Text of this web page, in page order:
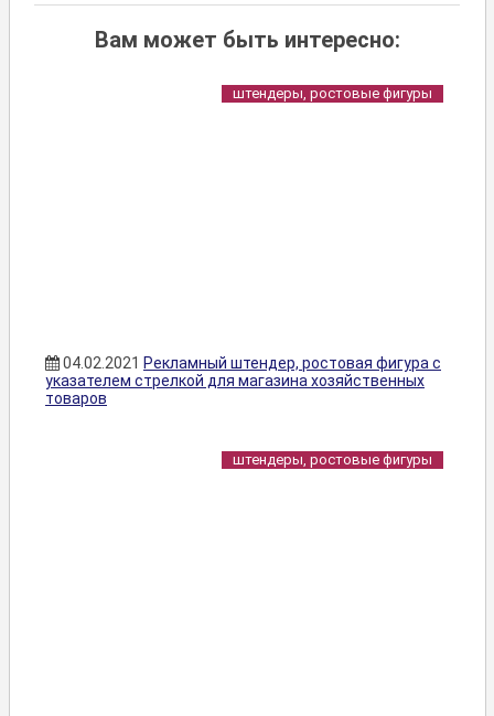
Вам может быть интересно:
штендеры, ростовые фигуры
04.02.2021 Рекламный штендер, ростовая фигура с
указателем стрелкой для магазина хозяйственных
товаров
штендеры, ростовые фигуры